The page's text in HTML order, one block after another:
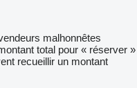
malhonnêtes
total pour « réserver »
recueillir un montant